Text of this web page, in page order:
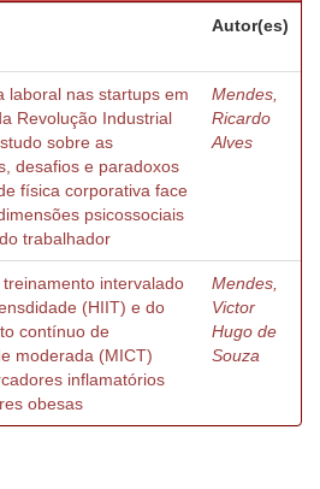
Autor(es)
laboral nas startups em
Revolução Industrial
sobre as
desafios e paradoxos
física corporativa face
psicossociais
trabalhador
Mendes,
Ricardo
Alves
treinamento intervalado
(HIIT) e do
contínuo de
moderada (MICT)
inflamatórios
obesas
Mendes,
Victor
Hugo de
Souza